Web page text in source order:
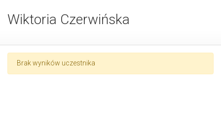
Wiktoria Czerwińska
Brak wyników uczestnika